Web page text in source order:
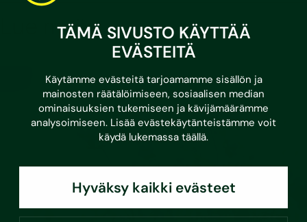
TÄMÄ SIVUSTO KÄYTTÄÄ
EVÄSTEITÄ
Käytämme evästeitä tarjoamamme sisällön ja
mainosten räätälöimiseen, sosiaalisen median
ominaisuuksien tukemiseen ja kävijämäärämme
analysoimiseen. Lisää evästekäytänteistämme voit
käydä lukemassa täällä.
Hyväksy kaikki evästeet
Lue myös